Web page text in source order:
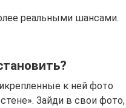
реальными шансами.
к ней фото
Зайди в свои фото,